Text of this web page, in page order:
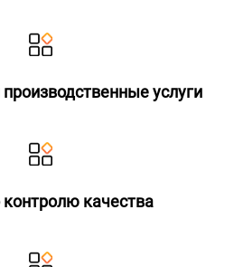
услуги
контролю качества